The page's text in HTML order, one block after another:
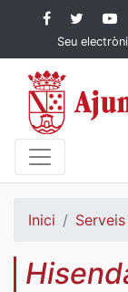
Contingut principal
Seu
Inici